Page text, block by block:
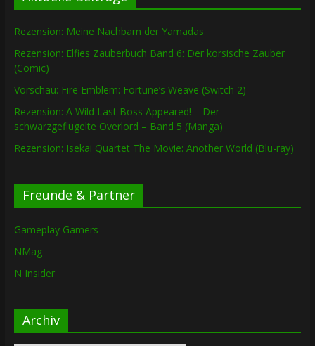
Rezension: Meine Nachbarn der Yamadas
Rezension: Elfies Zauberbuch Band 6: Der korsische Zauber
(Comic)
Vorschau: Fire Emblem: Fortune’s Weave (Switch 2)
Rezension: A Wild Last Boss Appeared! – Der
schwarzgeflügelte Overlord – Band 5 (Manga)
Rezension: Isekai Quartet The Movie: Another World (Blu-ray)
Freunde & Partner
Gameplay Gamers
NMag
N Insider
Archiv